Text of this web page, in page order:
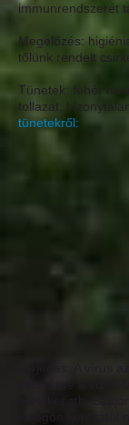
immunrendszerét
Megelőzés:
tőlünk rendelt
Tünetek: fehér
tollazat,
tünetekről:
levegőn keresztül